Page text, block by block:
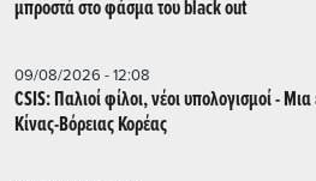
μπροστά στο φάσμα του black out
09/08/2026 - 12:08
CSIS: Παλιοί φίλοι, νέοι υπολογισμοί -
Κίνας-Βόρειας Κορέας